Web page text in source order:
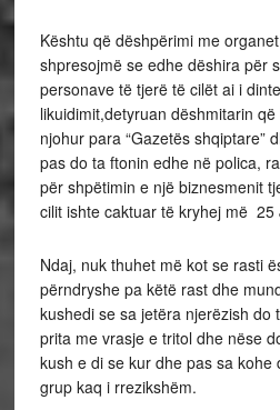
Kështu që dëshpërimi me
shpresojmë se edhe dëshira për
personave të tjerë të cilët ai i
likuidimit,detyruan dëshmitarin
njohur para “Gazetës shqiptare”
pas do ta ftonin edhe në polica,
për shpëtimin e një biznesmenit
cilit ishte caktuar të kryhej më 25
Ndaj, nuk thuhet më kot se rasti
përndryshe pa këtë rast dhe
kushedi se sa jetëra njerëzish do
prita me vrasje e tritol dhe nëse
kush e di se kur dhe pas sa kohe
grup kaq i rrezikshëm.